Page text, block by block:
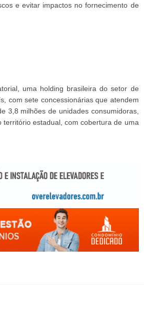
e evitar impactos no fornecimento de
uma holding brasileira do setor de
com sete concessionárias que atendem
3,8 milhões de unidades consumidoras,
estadual, com cobertura de uma